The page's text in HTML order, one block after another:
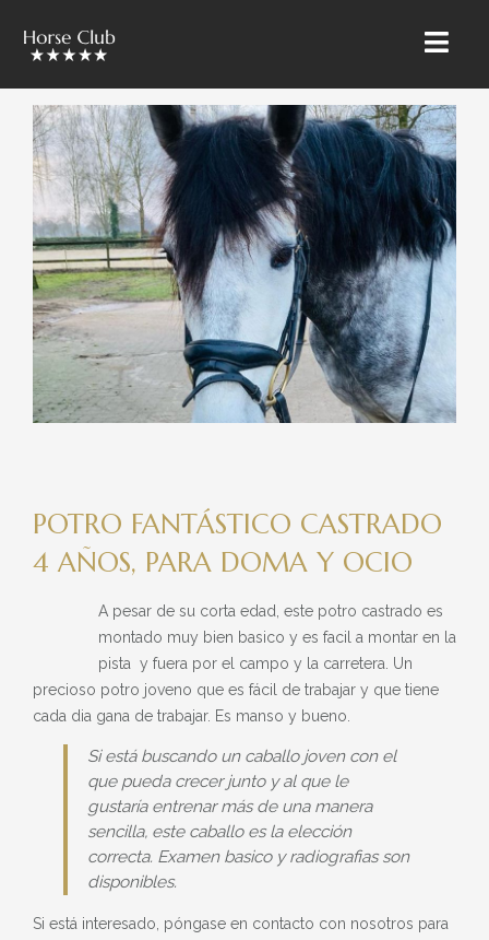
INICIO
» ÜBER UNS
CABALLOS RIETBROCK
EL EQUIPO BAROCKMEETSCLASSIC
VENTAS Y MARKETING
ENTRENAMIENTO & CURSOS
PUPILAJE
» EVENTS
POTRO FANTÁSTICO CASTRADO
4 AÑOS, PARA DOMA Y OCIO
A pesar de su corta edad, este potro castrado es
montado muy bien basico y es facil a montar en la
pista y fuera por el campo y la carretera. Un
precioso potro joveno que es fácil de trabajar y que tiene
cada dia gana de trabajar. Es manso y bueno.
Si está buscando un caballo joven con el
que pueda crecer junto y al que le
gustaría entrenar más de una manera
sencilla, este caballo es la elección
correcta. Examen basico y radiografias son
disponibles.
Si está interesado, póngase en contacto con nosotros para